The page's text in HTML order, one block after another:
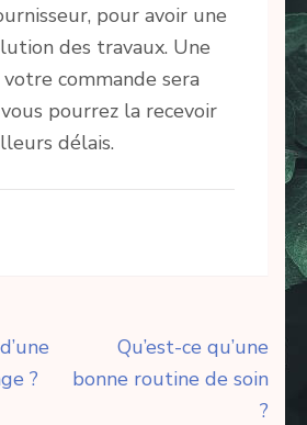
pour avoir une
des travaux. Une
commande sera
pourrez la recevoir
délais.
?
Qu’est-ce qu’une
bonne routine de soin
?